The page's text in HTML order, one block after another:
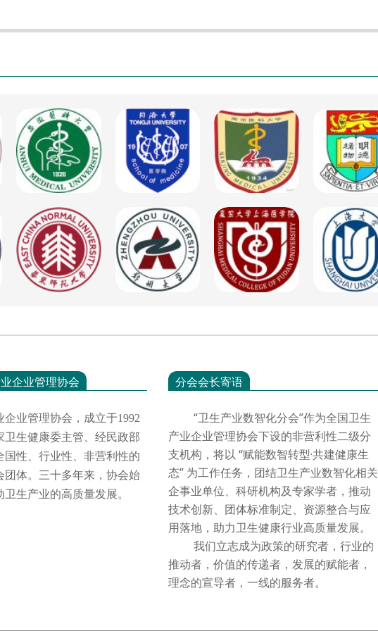
企业管理协会
企业管理协会，成立于1992
卫生健康委主管、经民政部
国性、行业性、非营利性的
团体。三十多年来，协会始
生产业的高质量发展。
分会会长寄语
“卫生产业数智化分会”作为全国卫生
产业企业管理协会下设的非营利性二级分
支机构，将以 “赋能数智转型·共建健康生
态” 为工作任务，团结卫生产业数智化相关
企事业单位、科研机构及专家学者，推动
技术创新、团体标准制定、资源整合与应
用落地，助力卫生健康行业高质量发展。
我们立志成为政策的研究者，行业的
推动者，价值的传递者，发展的赋能者，
理念的宣导者，一线的服务者。